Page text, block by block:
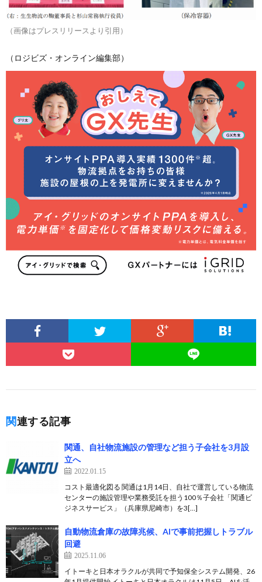
（画像はプレスリリースより引用）
（ロジビズ・オンライン編集部）
関連する記事
関通、自社物流施設の管理など担う子会社を3月設
立へ
2022.01.15
コスト最適化図る 関通は1月14日、自社で運営している物流
センターの施設管理や業務受託を担う100％子会社「関通ビ
ジネスサービス」（兵庫県尼崎市）を3[…]
自動物流倉庫の故障兆候、AIで事前把握しトラブル
回避
2025.11.06
イトーキと日本オラクルが共同で予知保全システム開発、26